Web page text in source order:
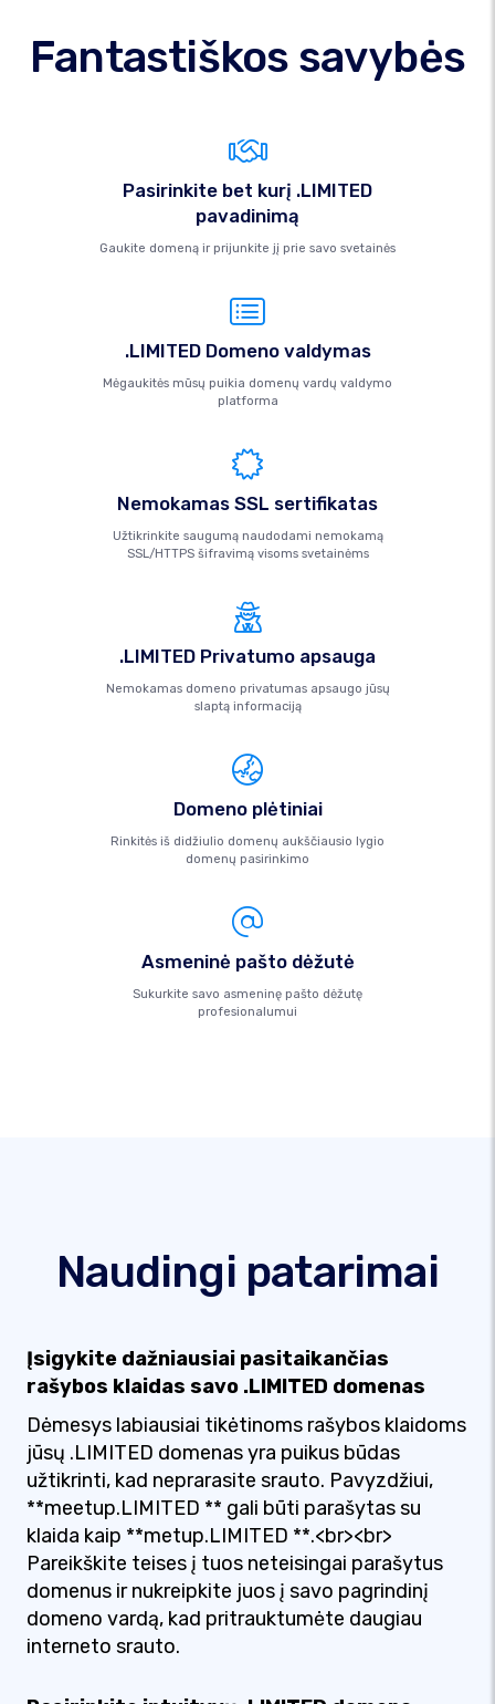
Fantastiškos savybės
Pasirinkite bet kurį .LIMITED
pavadinimą
Gaukite domeną ir prijunkite jį prie savo svetainės
.LIMITED Domeno valdymas
Mėgaukitės mūsų puikia domenų vardų valdymo
platforma
Nemokamas SSL sertifikatas
Užtikrinkite saugumą naudodami nemokamą
SSL/HTTPS šifravimą visoms svetainėms
.LIMITED Privatumo apsauga
Nemokamas domeno privatumas apsaugo jūsų
slaptą informaciją
Domeno plėtiniai
Rinkitės iš didžiulio domenų aukščiausio lygio
domenų pasirinkimo
Asmeninė pašto dėžutė
Sukurkite savo asmeninę pašto dėžutę
profesionalumui
Naudingi patarimai
Įsigykite dažniausiai pasitaikančias
rašybos klaidas savo .LIMITED domenas
Dėmesys labiausiai tikėtinoms rašybos klaidoms
jūsų .LIMITED domenas yra puikus būdas
užtikrinti, kad neprarasite srauto. Pavyzdžiui,
**meetup.LIMITED ** gali būti parašytas su
klaida kaip **metup.LIMITED **.<br><br>
Pareikškite teises į tuos neteisingai parašytus
domenus ir nukreipkite juos į savo pagrindinį
domeno vardą, kad pritrauktumėte daugiau
interneto srauto.